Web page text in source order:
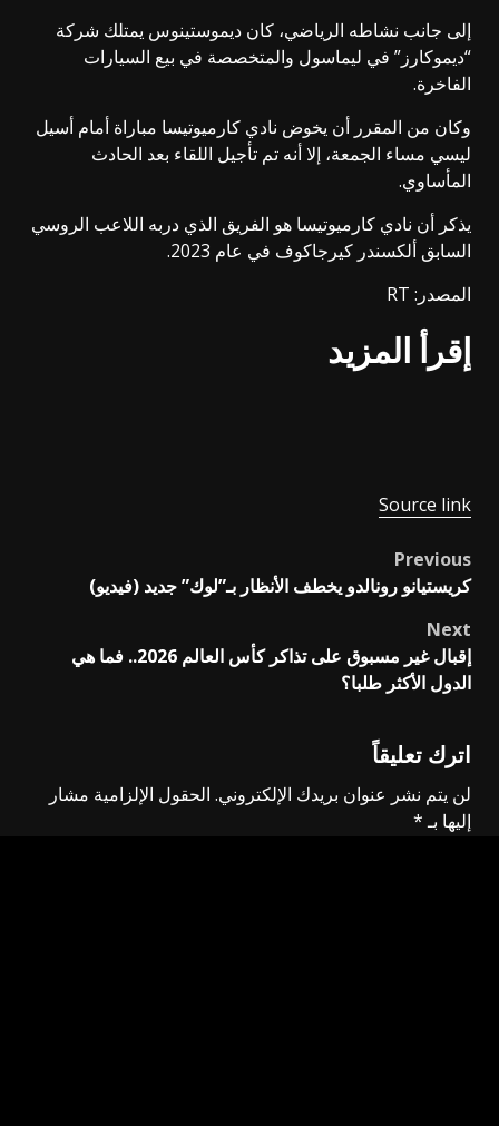
إلى جانب نشاطه الرياضي، كان ديموستينوس يمتلك شركة
“ديموكارز” في ليماسول والمتخصصة في بيع السيارات
الفاخرة.
وكان من المقرر أن يخوض نادي كارميوتيسا مباراة أمام أسيل
ليسي مساء الجمعة، إلا أنه تم تأجيل اللقاء بعد الحادث
المأساوي.
يذكر أن نادي كارميوتيسا هو الفريق الذي دربه اللاعب الروسي
السابق ألكسندر كيرجاكوف في عام 2023.
المصدر: RT
إقرأ المزيد
Source link
Post
navigation
Previous
كريستيانو رونالدو يخطف الأنظار بـ”لوك” جديد (فيديو)
Next
إقبال غير مسبوق على تذاكر كأس العالم 2026.. فما هي
الدول الأكثر طلبا؟
اترك تعليقاً
لن يتم نشر عنوان بريدك الإلكتروني. الحقول الإلزامية مشار
إليها بـ*